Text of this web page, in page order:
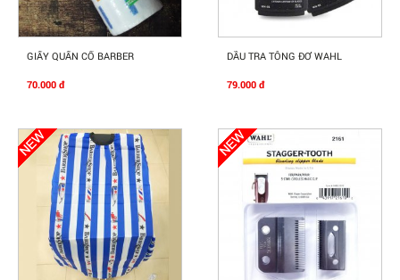
Mua Ngay
GIẤY QUẤN CỔ BARBER
70.000 đ
Mua Ngay
DẦU TRA TÔNG ĐƠ WAHL
79.000 đ